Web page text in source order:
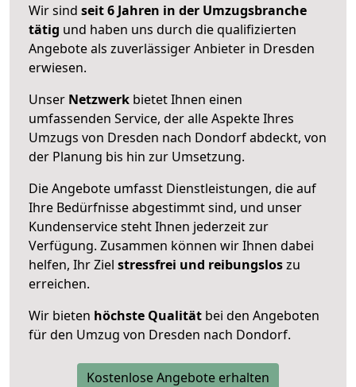
Wir sind seit 6 Jahren in der Umzugsbranche
tätig und haben uns durch die qualifizierten
Angebote als zuverlässiger Anbieter in Dresden
erwiesen.
Unser Netzwerk bietet Ihnen einen
umfassenden Service, der alle Aspekte Ihres
Umzugs von Dresden nach Dondorf abdeckt, von
der Planung bis hin zur Umsetzung.
Die Angebote umfasst Dienstleistungen, die auf
Ihre Bedürfnisse abgestimmt sind, und unser
Kundenservice steht Ihnen jederzeit zur
Verfügung. Zusammen können wir Ihnen dabei
helfen, Ihr Ziel stressfrei und reibungsloszu
erreichen.
Wir bieten höchste Qualität bei den Angeboten
für den Umzug von Dresden nach Dondorf.
Kostenlose Angebote erhalten